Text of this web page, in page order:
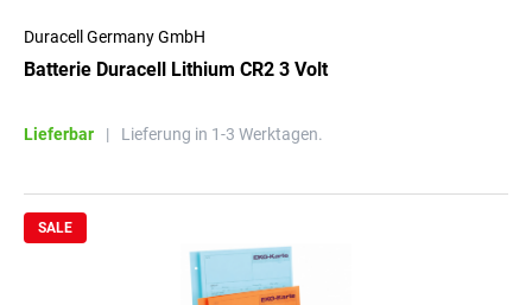
Duracell Germany GmbH
Batterie Duracell Lithium CR2 3 Volt
Lieferbar | Lieferung in 1-3 Werktagen.
SALE